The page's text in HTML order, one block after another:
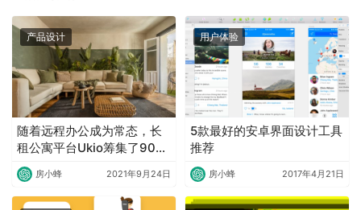
产品设计
随着远程办公成为常态，长
租公寓平台Ukio筹集了900
万美元的种子轮融资
房小蜂 2021年9月24日
用户体验
5款最好的安卓界面设计工具
推荐
房小蜂 2017年4月21日